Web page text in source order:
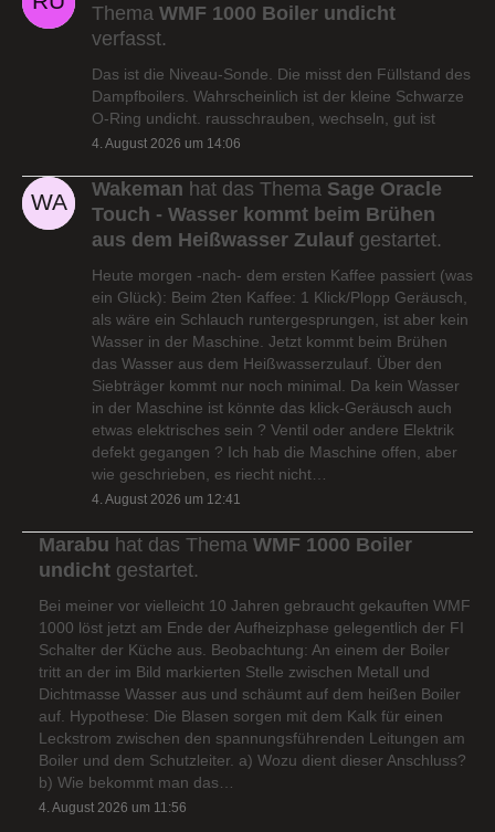
Thema WMF 1000 Boiler undicht
verfasst.
Das ist die Niveau-Sonde. Die misst den Füllstand des
Dampfboilers. Wahrscheinlich ist der kleine Schwarze
O-Ring undicht. rausschrauben, wechseln, gut ist
4. August 2026 um 14:06
Wakeman hat das Thema Sage Oracle
Touch - Wasser kommt beim Brühen
aus dem Heißwasser Zulauf gestartet.
Heute morgen -nach- dem ersten Kaffee passiert (was
ein Glück): Beim 2ten Kaffee: 1 Klick/Plopp Geräusch,
als wäre ein Schlauch runtergesprungen, ist aber kein
Wasser in der Maschine. Jetzt kommt beim Brühen
das Wasser aus dem Heißwasserzulauf. Über den
Siebträger kommt nur noch minimal. Da kein Wasser
in der Maschine ist könnte das klick-Geräusch auch
etwas elektrisches sein ? Ventil oder andere Elektrik
defekt gegangen ? Ich hab die Maschine offen, aber
wie geschrieben, es riecht nicht…
4. August 2026 um 12:41
Marabu hat das Thema WMF 1000 Boiler
undicht gestartet.
Bei meiner vor vielleicht 10 Jahren gebraucht gekauften WMF
1000 löst jetzt am Ende der Aufheizphase gelegentlich der FI
Schalter der Küche aus. Beobachtung: An einem der Boiler
tritt an der im Bild markierten Stelle zwischen Metall und
Dichtmasse Wasser aus und schäumt auf dem heißen Boiler
auf. Hypothese: Die Blasen sorgen mit dem Kalk für einen
Leckstrom zwischen den spannungsführenden Leitungen am
Boiler und dem Schutzleiter. a) Wozu dient dieser Anschluss?
b) Wie bekommt man das…
4. August 2026 um 11:56